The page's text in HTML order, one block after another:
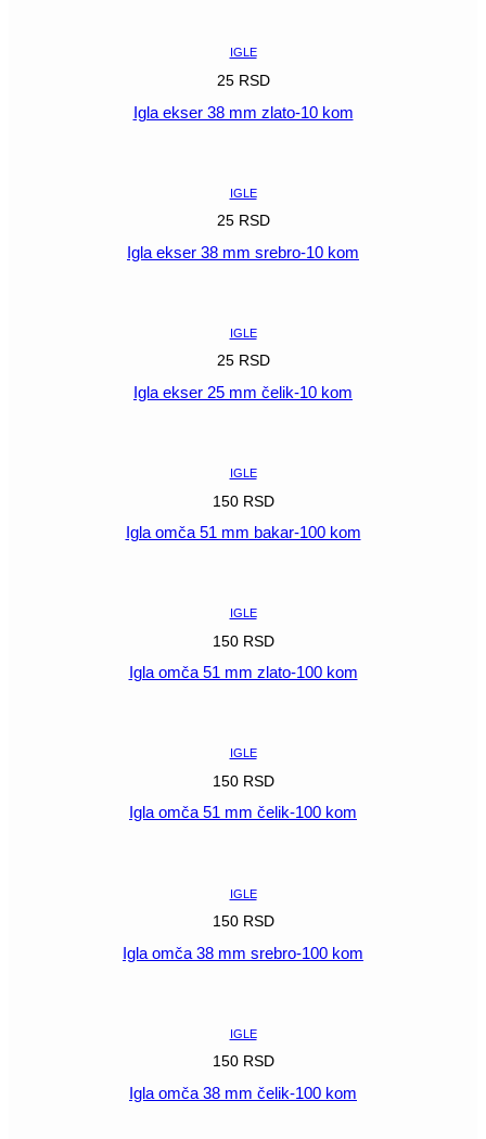
IGLE
25 RSD
Igla ekser 38 mm zlato-10 kom
IGLE
25 RSD
Igla ekser 38 mm srebro-10 kom
IGLE
25 RSD
Igla ekser 25 mm čelik-10 kom
IGLE
150 RSD
Igla omča 51 mm bakar-100 kom
IGLE
150 RSD
Igla omča 51 mm zlato-100 kom
IGLE
150 RSD
Igla omča 51 mm čelik-100 kom
IGLE
150 RSD
Igla omča 38 mm srebro-100 kom
IGLE
150 RSD
Igla omča 38 mm čelik-100 kom